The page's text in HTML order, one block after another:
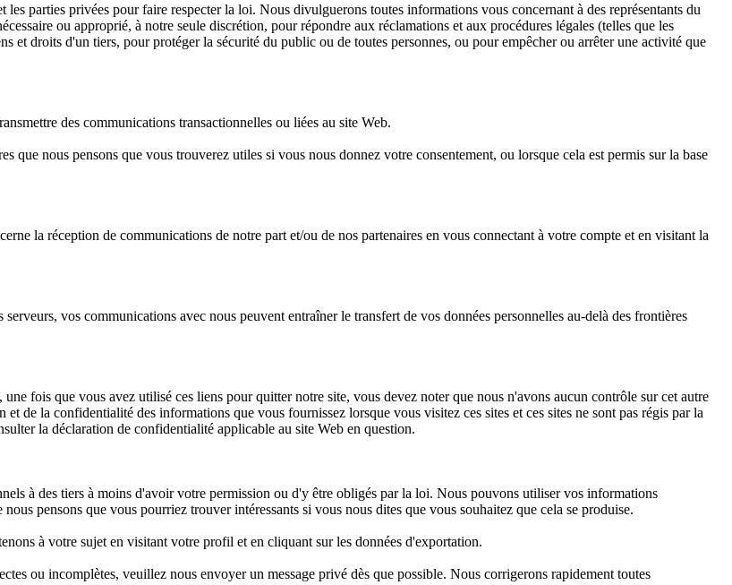
parties privées pour faire respecter la loi. Nous divulguerons toutes informations vous concernant à des représentants du
ou approprié, à notre seule discrétion, pour répondre aux réclamations et aux procédures légales (telles que les
et droits d'un tiers, pour protéger la sécurité du public ou de toutes personnes, ou pour empêcher ou arrêter une activité que
des communications transactionnelles ou liées au site Web.
que nous pensons que vous trouverez utiles si vous nous donnez votre consentement, ou lorsque cela est permis sur la base
la réception de communications de notre part et/ou de nos partenaires en vous connectant à votre compte et en visitant la
vos communications avec nous peuvent entraîner le transfert de vos données personnelles au-delà des frontières
fois que vous avez utilisé ces liens pour quitter notre site, vous devez noter que nous n'avons aucun contrôle sur cet autre
de la confidentialité des informations que vous fournissez lorsque vous visitez ces sites et ces sites ne sont pas régis par la
la déclaration de confidentialité applicable au site Web en question.
à des tiers à moins d'avoir votre permission ou d'y être obligés par la loi. Nous pouvons utiliser vos informations
pensons que vous pourriez trouver intéressants si vous nous dites que vous souhaitez que cela se produise.
à votre sujet en visitant votre profil et en cliquant sur les données d'exportation.
ou incomplètes, veuillez nous envoyer un message privé dès que possible. Nous corrigerons rapidement toutes